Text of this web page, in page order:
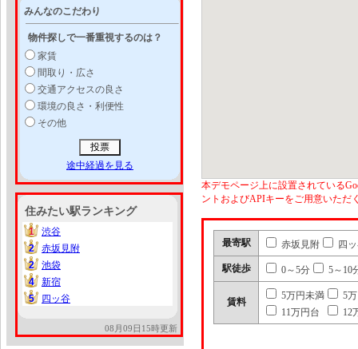
みんなのこだわり
物件探しで一番重視するのは？
家賃
間取り・広さ
交通アクセスの良さ
環境の良さ・利便性
その他
途中経過を見る
住みたい駅ランキング
1
1
渋谷
2
2
赤坂見附
2
2
池袋
4
4
新宿
5
5 四ッ谷
08月09日15時更新
本デモページ上に設置されている
ントおよびAPIキーをご用意いただ
最寄駅 赤坂見附 四
駅徒歩 0～5分 5～10
賃料
5万円未満
5
11万円台
12